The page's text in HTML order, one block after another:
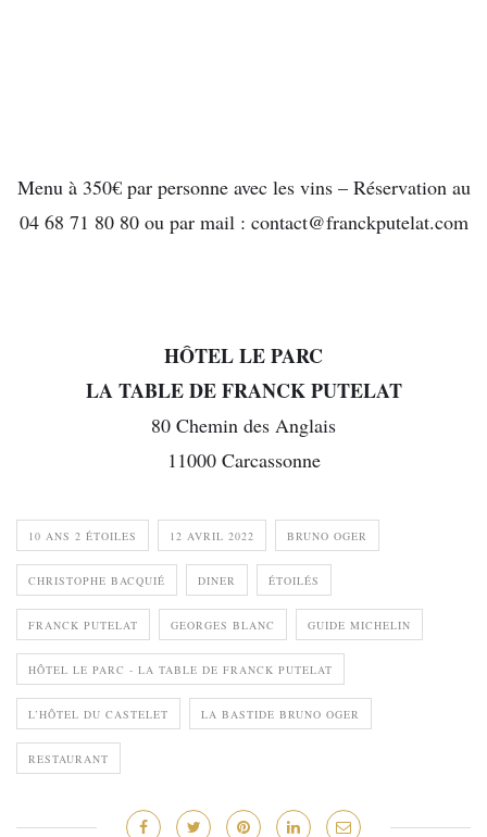
Menu à 350€ par personne avec les vins – Réservation au
04 68 71 80 80 ou par mail : contact@franckputelat.com
HÔTEL LE PARC
LA TABLE DE FRANCK PUTELAT
80 Chemin des Anglais
11000 Carcassonne
10 ANS 2 ÉTOILES 12 AVRIL 2022 BRUNO OGER
CHRISTOPHE BACQUIÉ DINER ÉTOILÉS
FRANCK PUTELAT GEORGES BLANC GUIDE MICHELIN
HÔTEL LE PARC - LA TABLE DE FRANCK PUTELAT
L’HÔTEL DU CASTELET LA BASTIDE BRUNO OGER
RESTAURANT